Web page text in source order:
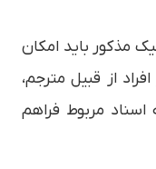
مذکور باید امکان
از قبیل مترجم،
مربوط فراهم